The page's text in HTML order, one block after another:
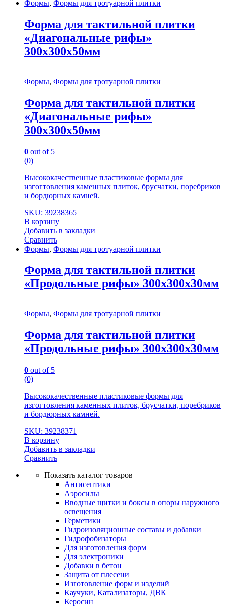
Формы, Формы для тротуарной плитки
Форма для тактильной плитки
«Диагональные рифы»
300х300х50мм
Формы, Формы для тротуарной плитки
Форма для тактильной плитки
«Диагональные рифы»
300х300х50мм
0 out of 5
(0)
Высококачественные пластиковые формы для
изгогтовления каменных плиток, брусчатки, поребриков
и бордюрных камней.
SKU: 39238365
В корзину
Добавить в закладки
Сравнить
Формы, Формы для тротуарной плитки
Форма для тактильной плитки
«Продольные рифы» 300х300х30мм
Формы, Формы для тротуарной плитки
Форма для тактильной плитки
«Продольные рифы» 300х300х30мм
0 out of 5
(0)
Высококачественные пластиковые формы для
изгогтовления каменных плиток, брусчатки, поребриков
и бордюрных камней.
SKU: 39238371
В корзину
Добавить в закладки
Сравнить
Показать каталог товаров
Антисептики
Аэросилы
Вводные щитки и боксы в опоры наружного
освещения
Герметики
Гидроизоляционные составы и добавки
Гидрофобизаторы
Для изготовления форм
Для электроники
Добавки в бетон
Защита от плесени
Изготовление форм и изделий
Каучуки, Катализаторы, ДВК
Керосин